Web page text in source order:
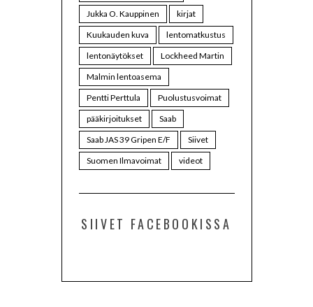
Jukka O. Kauppinen
kirjat
Kuukauden kuva
lentomatkustus
lentonäytökset
Lockheed Martin
Malmin lentoasema
Pentti Perttula
Puolustusvoimat
pääkirjoitukset
Saab
Saab JAS 39 Gripen E/F
Siivet
Suomen Ilmavoimat
videot
SIIVET FACEBOOKISSA